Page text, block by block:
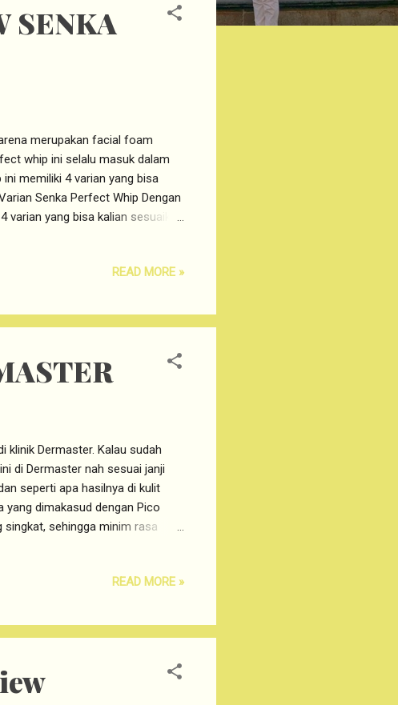
SENKA
merupakan facial foam
whip ini selalu masuk dalam
memiliki 4 varian yang bisa
Senka Perfect Whip Dengan
yang bisa kalian sesuaikan
Green Tea sehingga bisa
cenderung kering. Selain
READ MORE »
klinik Dermaster. Kalau sudah
di Dermaster nah sesuai janji
seperti apa hasilnya di kulit
yang dimakasud dengan Pico
sehingga minim rasa
tinggi ini sangat ringkih bila
lasernya singkat dan
READ MORE »